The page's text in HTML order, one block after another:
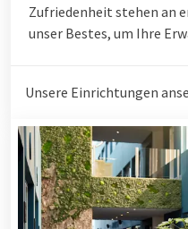
Zufriedenheit stehen an
unser Bestes, um Ihre
Unsere Einrichtungen